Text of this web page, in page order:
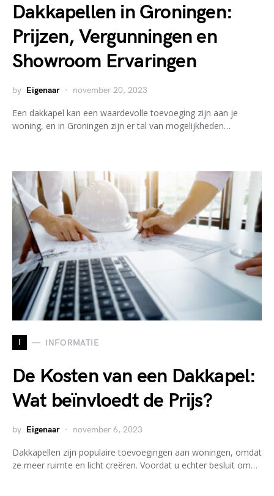
Dakkapellen in Groningen:
Prijzen, Vergunningen en
Showroom Ervaringen
by Eigenaar november 20, 2023
Een dakkapel kan een waardevolle toevoeging zijn aan je
woning, en in Groningen zijn er tal van mogelijkheden…
I INFORMATIE
De Kosten van een Dakkapel:
Wat beïnvloedt de Prijs?
by Eigenaar november 6, 2023
Dakkapellen zijn populaire toevoegingen aan woningen, omdat
ze meer ruimte en licht creëren. Voordat u echter besluit om…